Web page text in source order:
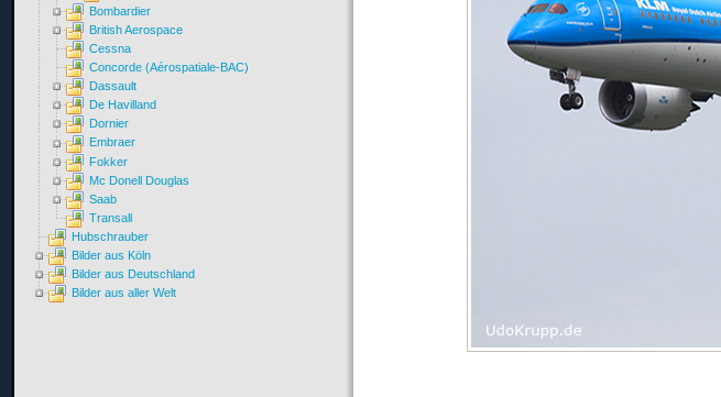
Bombardier
British Aerospace
Cessna
Concorde (Aérospatiale-BAC)
Dassault
De Havilland
Dornier
Embraer
Fokker
Mc Donell Douglas
Saab
Transall
Hubschrauber
Bilder aus Köln
Bilder aus Deutschland
Bilder aus aller Welt